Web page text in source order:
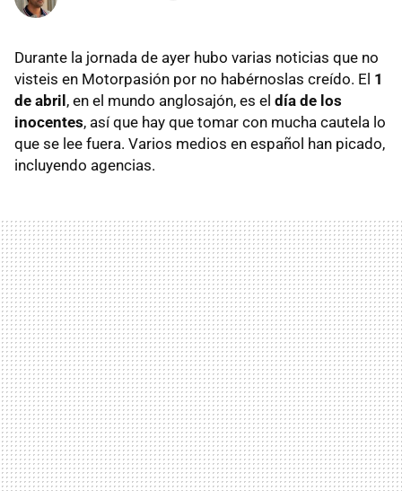
Durante la jornada de ayer hubo varias noticias que no
visteis en Motorpasión por no habérnoslas creído. El 1
de abril, en el mundo anglosajón, es el día de los
inocentes, así que hay que tomar con mucha cautela lo
que se lee fuera. Varios medios en español han picado,
incluyendo agencias.